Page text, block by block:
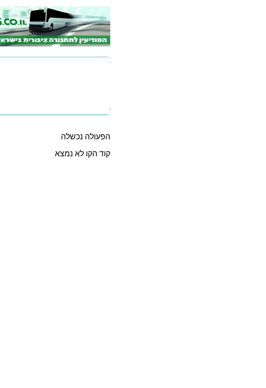
הפעולה נכשלה
קוד הקו לא נמצא